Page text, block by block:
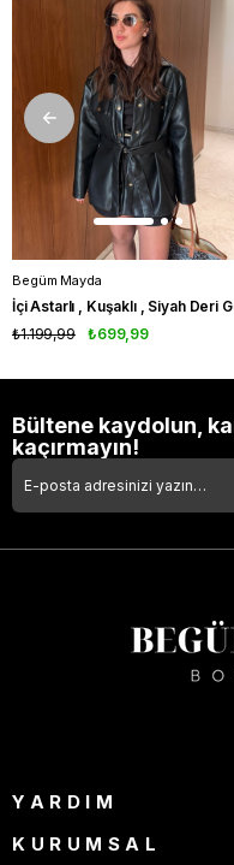
Begüm Mayda
₺699,99
₺1.199,99
Bültene kaydolun,
kaçırmayın!
YARDIM
KURUMSAL